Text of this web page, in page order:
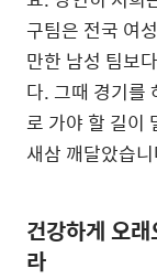
구팀은 전국 여
만한 남성 팀보
다. 그때 경기를
로 가야 할 길이
새삼 깨달았습니
건강하게 오
라